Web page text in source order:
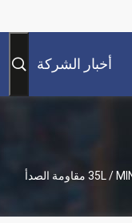
أخبار الشركة